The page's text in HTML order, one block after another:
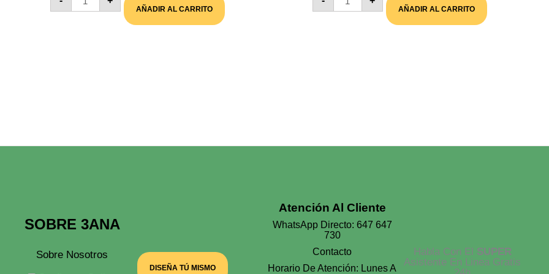
Día
Del
AÑADIR AL CARRITO
Día
De
AÑADIR AL CARRITO
SOBRE 3ANA
Sobre Nosotros
DISEÑA TÚ MISMO
Atención Al Cliente
WhatsApp Directo: 647 647
730
Contacto
Horario De Atención: Lunes A
Habla Con El SUPER
Asistente En Linea Gratis